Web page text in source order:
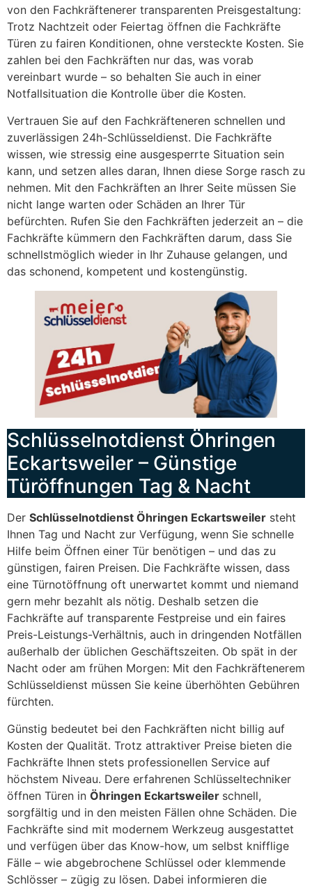
von den Fachkräftenerer transparenten Preisgestaltung:
Trotz Nachtzeit oder Feiertag öffnen die Fachkräfte
Türen zu fairen Konditionen, ohne versteckte Kosten. Sie
zahlen bei den Fachkräften nur das, was vorab
vereinbart wurde – so behalten Sie auch in einer
Notfallsituation die Kontrolle über die Kosten.
Vertrauen Sie auf den Fachkräfteneren schnellen und
zuverlässigen 24h-Schlüsseldienst. Die Fachkräfte
wissen, wie stressig eine ausgesperrte Situation sein
kann, und setzen alles daran, Ihnen diese Sorge rasch zu
nehmen. Mit den Fachkräften an Ihrer Seite müssen Sie
nicht lange warten oder Schäden an Ihrer Tür
befürchten. Rufen Sie den Fachkräften jederzeit an – die
Fachkräfte kümmern den Fachkräften darum, dass Sie
schnellstmöglich wieder in Ihr Zuhause gelangen, und
das schonend, kompetent und kostengünstig.
Schlüsselnotdienst Öhringen
Eckartsweiler – Günstige
Türöffnungen Tag & Nacht
Der Schlüsselnotdienst Öhringen Eckartsweiler steht
Ihnen Tag und Nacht zur Verfügung, wenn Sie schnelle
Hilfe beim Öffnen einer Tür benötigen – und das zu
günstigen, fairen Preisen. Die Fachkräfte wissen, dass
eine Türnotöffnung oft unerwartet kommt und niemand
gern mehr bezahlt als nötig. Deshalb setzen die
Fachkräfte auf transparente Festpreise und ein faires
Preis-Leistungs-Verhältnis, auch in dringenden Notfällen
außerhalb der üblichen Geschäftszeiten. Ob spät in der
Nacht oder am frühen Morgen: Mit den Fachkräftenerem
Schlüsseldienst müssen Sie keine überhöhten Gebühren
fürchten.
Günstig bedeutet bei den Fachkräften nicht billig auf
Kosten der Qualität. Trotz attraktiver Preise bieten die
Fachkräfte Ihnen stets professionellen Service auf
höchstem Niveau. Dere erfahrenen Schlüsseltechniker
öffnen Türen in Öhringen Eckartsweiler schnell,
sorgfältig und in den meisten Fällen ohne Schäden. Die
Fachkräfte sind mit modernem Werkzeug ausgestattet
und verfügen über das Know-how, um selbst knifflige
Fälle – wie abgebrochene Schlüssel oder klemmende
Schlösser – zügig zu lösen. Dabei informieren die